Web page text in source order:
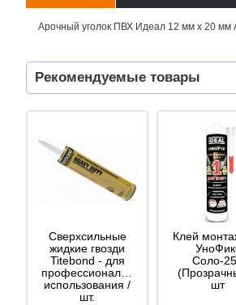
Арочный уголок ПВХ Идеал 12 мм х 20
Рекомендуемые товары
Сверхсильные
жидкие гвозди
Titebond - для
профессионального
использования /
шт.
Клей
Соло-
шт